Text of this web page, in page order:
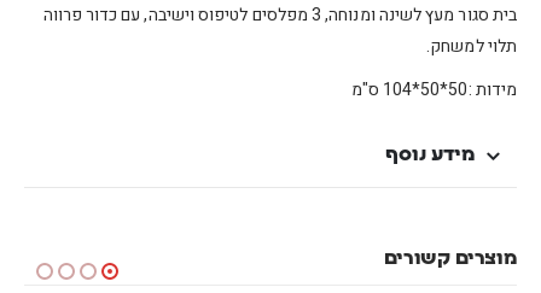
בית סגור מעץ לשינה ומנוחה, 3 מפלסים לטיפוס וישיבה, עם כדור פרווה
תלוי למשחק.
מידות :50*50*104 ס"מ
מידע נוסף
מוצרים קשורים